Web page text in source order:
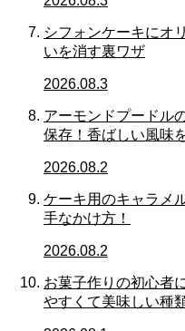
シフォンケーキにオ
いを消す裏ワザ
2026.08.3
アーモンドプードル
保存！香ばしい風味
2026.08.2
ケーキ用のキャラメ
手なかけ方！
2026.08.2
お菓子作りの初心者
やすくて美味しい種